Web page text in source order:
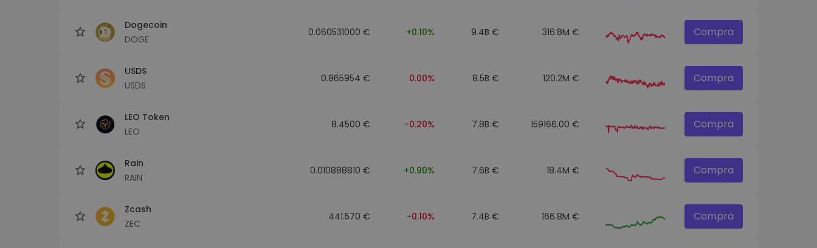
Dogecoin
DOGE
0.060531000 € +0.10% 9.4B € 316.8M € Compra
USDS
USDS
0.865954 € 0.00% 8.5B € 120.2M € Compra
LEO Token
LEO
8.4500 € -0.20% 7.8B € 159166.00 € Compra
Rain
RAIN
0.010888810 € +0.90% 7.6B € 18.4M € Compra
Zcash
ZEC
441.570 € -0.10% 7.4B € 166.8M € Compra